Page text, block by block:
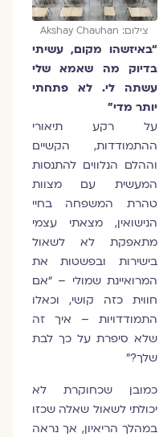
צילום: Akshay Chauhan
“באיזשהו מקום, עשיתי
בדיוק מה שאמא שלי
עשתה לי. לא פתחתי
יותר מדי”
על רקע תיאורי
ההתמודדות, הקשיים
וההלם הנלווים להתנסות
המעשית עם מצוות
טהרת המשפחה בחיי
הנישואין, מצאתי עצמי
מתאפקת לא לשאול
בישירות ובפשטות את
המרואיינת שמולי – “אם
חווית כזה קושי, וכאלו
התמודדויות – איך זה
שלא סיפרת על כך לבת
שלך?”
כמובן שכחוקרת לא
יכולתי לשאול שאלה שכזו
במהלך הריאיון, אך נראה